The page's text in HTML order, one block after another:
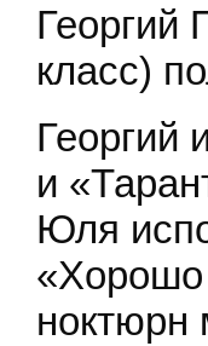
Георгий
класс)
Георгий
и
Юля
«Хорошо